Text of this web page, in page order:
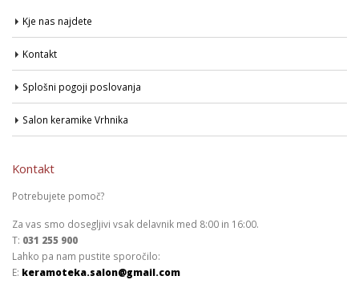
Kje nas najdete
Kontakt
Splošni pogoji poslovanja
Salon keramike Vrhnika
Kontakt
Potrebujete pomoč?
Za vas smo dosegljivi vsak delavnik med 8:00 in 16:00.
T: 031 255 900
Lahko pa nam pustite sporočilo:
E: keramoteka.salon@gmail.com